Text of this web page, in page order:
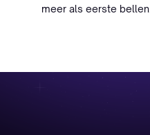
meer als eerste bellen.